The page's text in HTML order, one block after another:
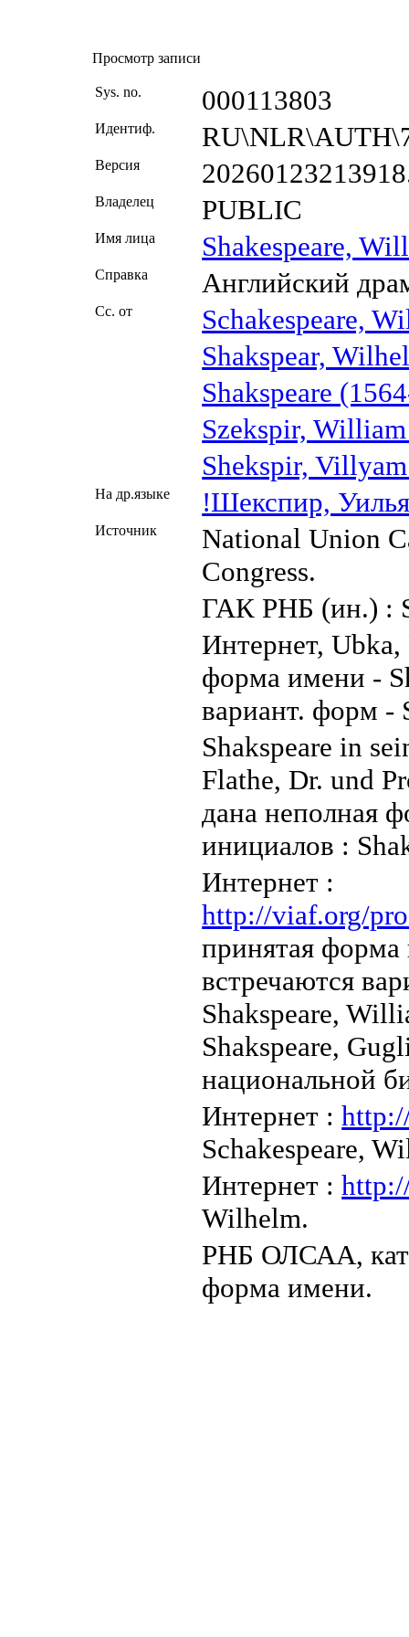
Просмотр записи
Sys. no. 000113803
Идeнтиф.
Версия
Bлaдeлeц PUBLIC
Имя лица Shakespeare,
Справка Английский
Сс. от
Schakespeare,
Shakspear,
Shakspeare
Szekspir,
Shekspir,
Ha дp.языкe !Шекспир,
Источник
National Union
Congress.
ГАК РНБ (ин.) :
Интернет,
форма имени -
вариант. форм -
Shakspeare in
Flathe, Dr. und
дана неполная
инициалов :
Интернет :
http://viaf.org/
принятая
встречаются
Shakspeare,
Shakspeare,
национальной
Интернет :
Schakespeare,
Интернет :
Wilhelm.
РНБ ОЛСАА,
форма имени.